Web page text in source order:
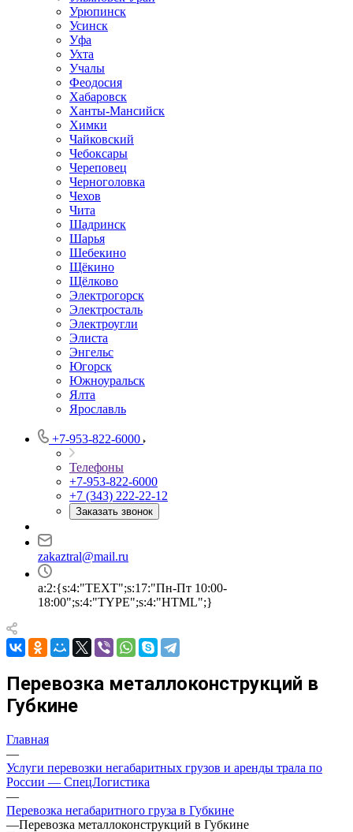
Урюпинск
Усинск
Уфа
Ухта
Учалы
Феодосия
Хабаровск
Ханты-Мансийск
Химки
Чайковский
Чебоксары
Череповец
Черноголовка
Чехов
Чита
Шадринск
Шарья
Шебекино
Щёкино
Щёлково
Электрогорск
Электросталь
Электроугли
Элиста
Энгельс
Югорск
Южноуральск
Ялта
Ярославль
+7-953-822-6000
Телефоны
+7-953-822-6000
+7 (343) 222-22-12
Заказать звонок
zakaztral@mail.ru
a:2:{s:4:"TEXT";s:17:"Пн-Пт 10:00-
18:00";s:4:"TYPE";s:4:"HTML";}
Перевозка металлоконструкций в
Губкине
Главная
—
Услуги перевозки негабаритных грузов и аренды трала по
России — СпецЛогистика
—
Перевозка негабаритного груза в Губкине
—Перевозка металлоконструкций в Губкине